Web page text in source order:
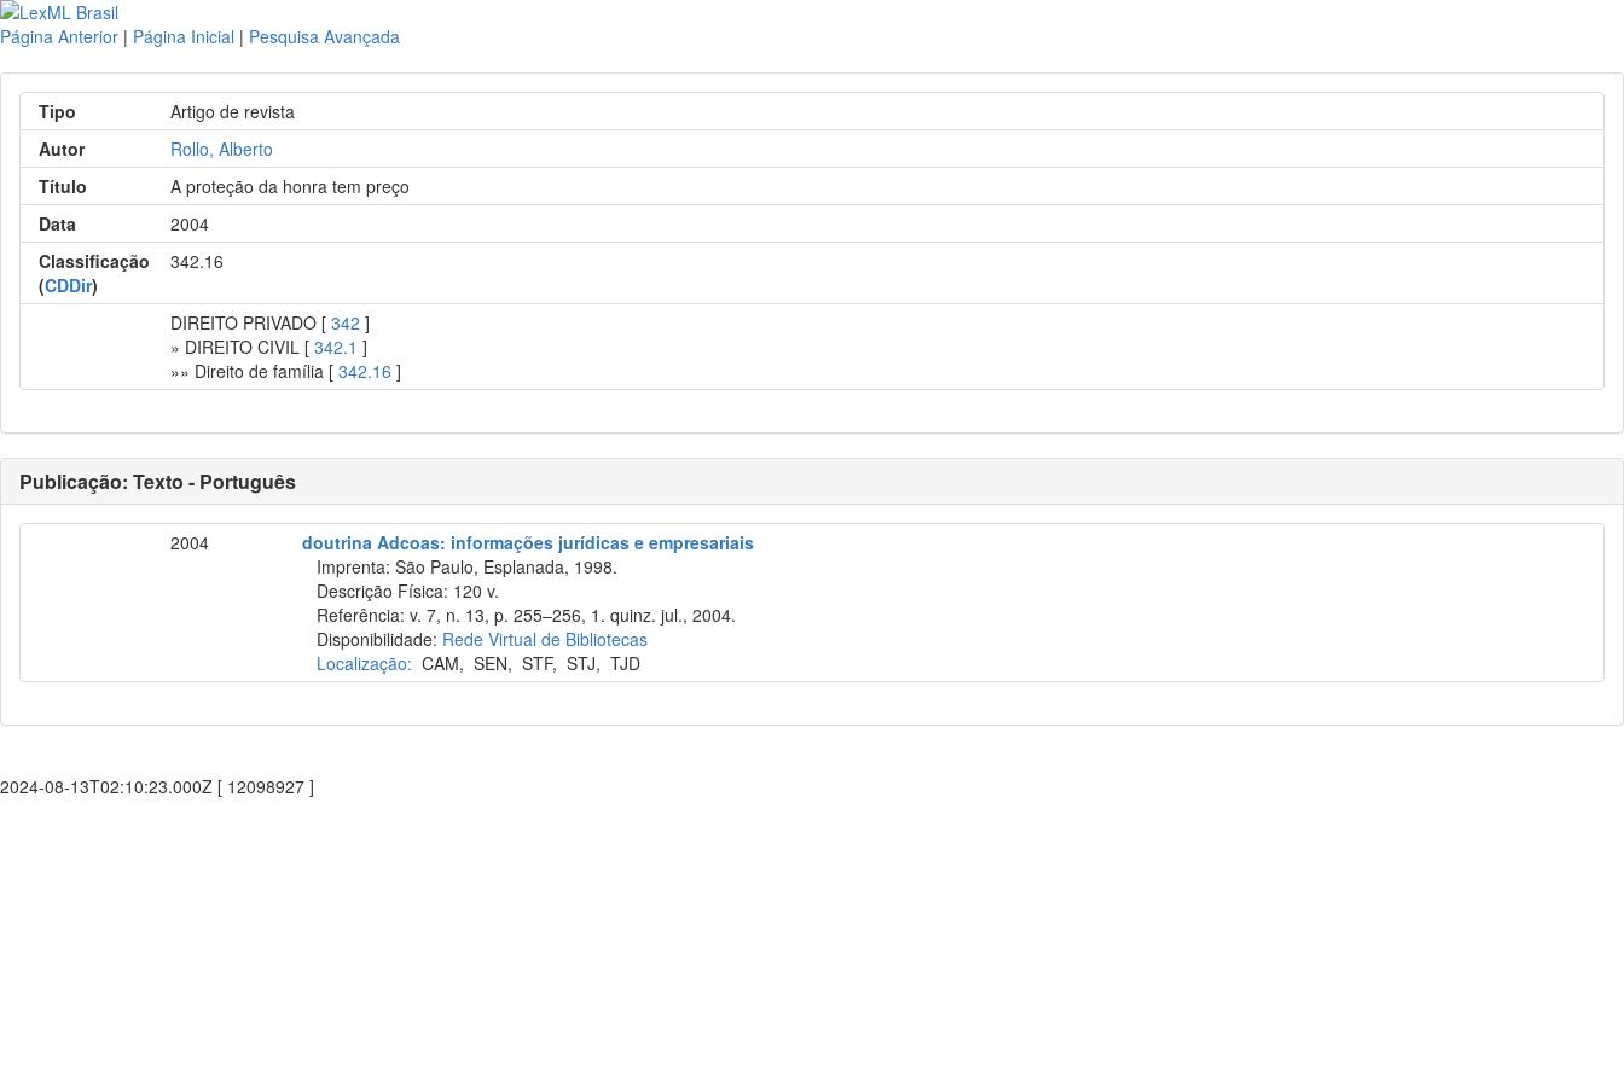
Página Anterior | Página Inicial | Pesquisa Avançada
Tipo
Artigo de revista
Autor
Rollo, Alberto
Título
A proteção da honra tem preço
Data
2004
Classificação
(CDDir)
342.16
DIREITO PRIVADO [342 ]
» DIREITO CIVIL [342.1 ]
»» Direito de família [342.16 ]
Publicação: Texto - Português
2004
doutrina Adcoas: informações jurídicas e empresariais
Imprenta: São Paulo, Esplanada, 1998.
Descrição Física: 120 v.
Referência: v. 7, n. 13, p. 255–256, 1. quinz. jul., 2004.
Disponibilidade: Rede Virtual de Bibliotecas
Localização: CAM,SEN,STF,STJ,TJD
2024-08-13T02:10:23.000Z [ 12098927 ]